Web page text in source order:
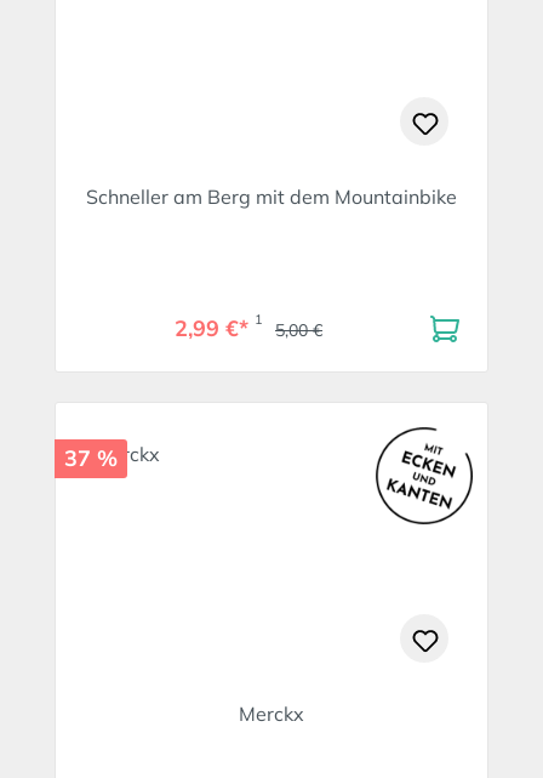
Schneller am Berg mit dem Mountainbike
2,99 €* 1 5,00 €
37 %
Merckx